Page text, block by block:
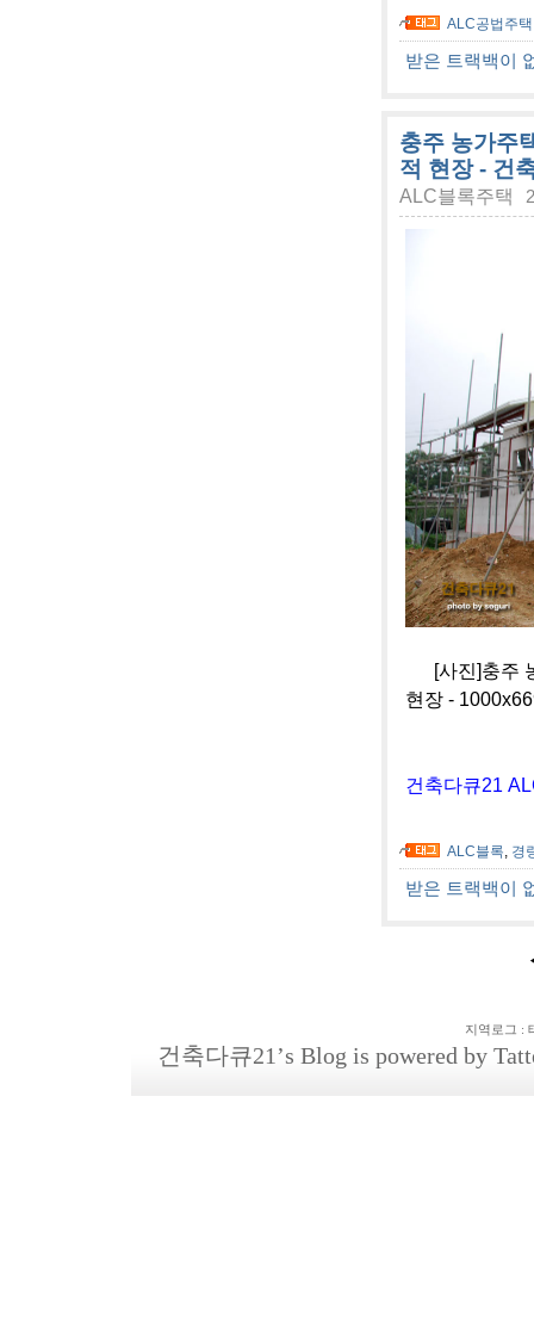
ALC공법주택
받은 트랙백이
충주 농가주
적 현장 - 건
ALC블록주택
[사진]충주
현장 -
건축다큐21
ALC블록, 경
받은 트랙백이
지역로그 :
건축다큐21 ’s Blog is powered by